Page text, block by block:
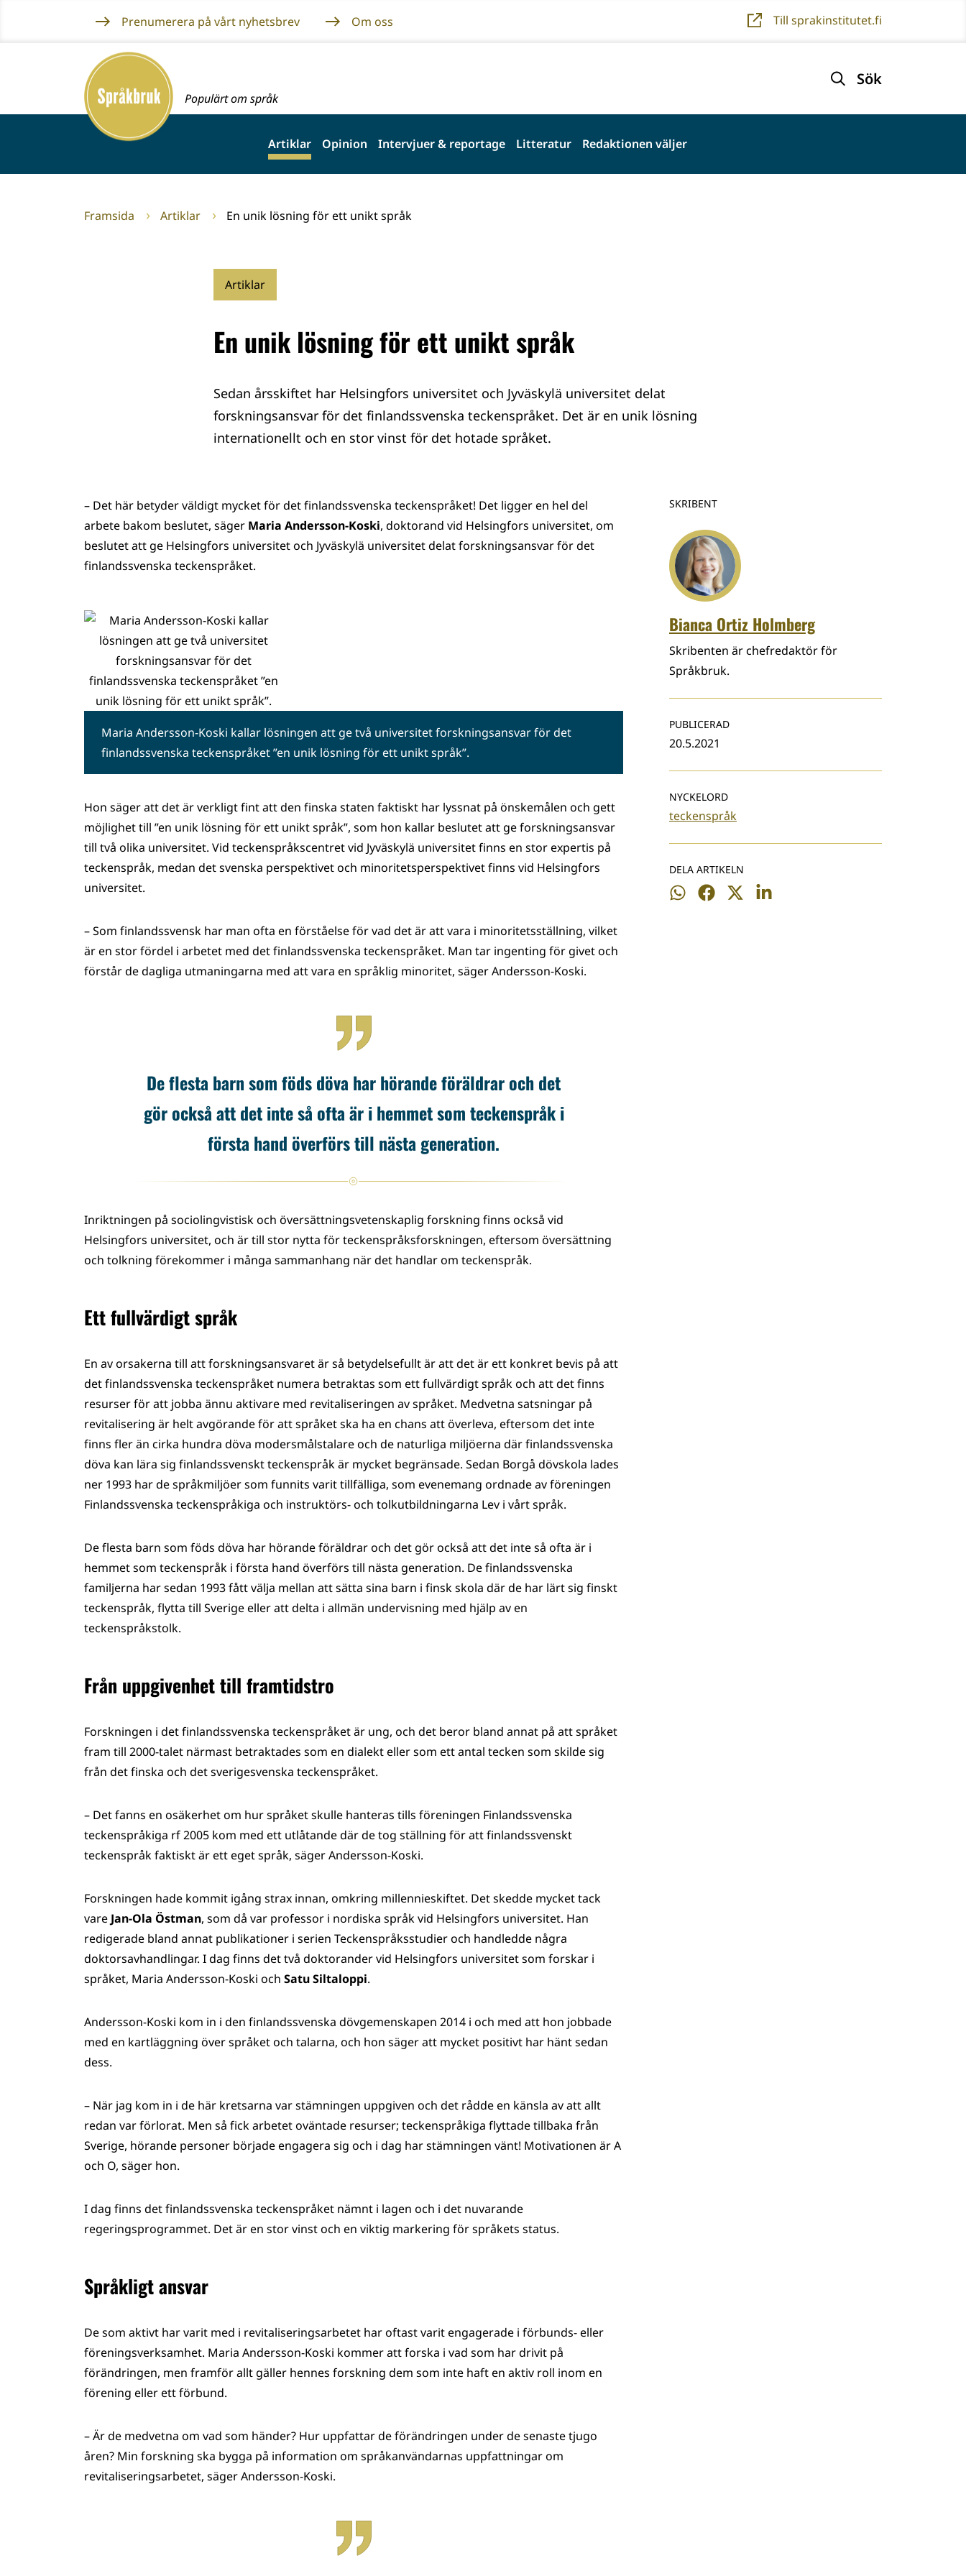
innehållet
Prenumerera på vårt nyhetsbrev Om oss Till sprakinstitutet.fi
Framsida
Populärt om språk
Sök
Artiklar Opinion Intervjuer & reportage Litteratur Redaktionen väljer
Framsida Artiklar En unik lösning för ett unikt språk
Artiklar
En unik lösning för ett unikt språk
Sedan årsskiftet har Helsingfors universitet och Jyväskylä universitet delat
forskningsansvar för det finlandssvenska teckenspråket. Det är en unik lösning
internationellt och en stor vinst för det hotade språket.
SKRIBENT
Bianca Ortiz Holmberg
Skribenten är chefredaktör för
Språkbruk.
PUBLICERAD
20.5.2021
NYCKELORD
teckenspråk
DELA ARTIKELN
Dela
Dela
Dela
Dela
– Det här betyder väldigt mycket för det finlandssvenska teckenspråket! Det ligger en hel del
arbete bakom beslutet, säger Maria Andersson-Koski, doktorand vid Helsingfors universitet, om
beslutet att ge Helsingfors universitet och Jyväskylä universitet delat forskningsansvar för det
finlandssvenska teckenspråket.
Maria Andersson-Koski kallar lösningen att ge två universitet forskningsansvar för det
finlandssvenska teckenspråket ”en unik lösning för ett unikt språk”.
Hon säger att det är verkligt fint att den finska staten faktiskt har lyssnat på önskemålen och gett
möjlighet till ”en unik lösning för ett unikt språk”, som hon kallar beslutet att ge forskningsansvar
till två olika universitet. Vid teckenspråkscentret vid Jyväskylä universitet finns en stor expertis på
teckenspråk, medan det svenska perspektivet och minoritetsperspektivet finns vid Helsingfors
universitet.
– Som finlandssvensk har man ofta en förståelse för vad det är att vara i minoritetsställning, vilket
är en stor fördel i arbetet med det finlandssvenska teckenspråket. Man tar ingenting för givet och
förstår de dagliga utmaningarna med att vara en språklig minoritet, säger Andersson-Koski.
De flesta barn som föds döva har hörande föräldrar och det
gör också att det inte så ofta är i hemmet som teckenspråk i
första hand överförs till nästa generation.
Inriktningen på sociolingvistisk och översättningsvetenskaplig forskning finns också vid
Helsingfors universitet, och är till stor nytta för teckenspråksforskningen, eftersom översättning
och tolkning förekommer i många sammanhang när det handlar om teckenspråk.
Ett fullvärdigt språk
En av orsakerna till att forskningsansvaret är så betydelsefullt är att det är ett konkret bevis på att
det finlandssvenska teckenspråket numera betraktas som ett fullvärdigt språk och att det finns
resurser för att jobba ännu aktivare med revitaliseringen av språket. Medvetna satsningar på
revitalisering är helt avgörande för att språket ska ha en chans att överleva, eftersom det inte
finns fler än cirka hundra döva modersmålstalare och de naturliga miljöerna där finlandssvenska
döva kan lära sig finlandssvenskt teckenspråk är mycket begränsade. Sedan Borgå dövskola lades
ner 1993 har de språkmiljöer som funnits varit tillfälliga, som evenemang ordnade av föreningen
Finlandssvenska teckenspråkiga och instruktörs- och tolkutbildningarna Lev i vårt språk.
De flesta barn som föds döva har hörande föräldrar och det gör också att det inte så ofta är i
hemmet som teckenspråk i första hand överförs till nästa generation. De finlandssvenska
familjerna har sedan 1993 fått välja mellan att sätta sina barn i finsk skola där de har lärt sig finskt
teckenspråk, flytta till Sverige eller att delta i allmän undervisning med hjälp av en
teckenspråkstolk.
Från uppgivenhet till framtidstro
Forskningen i det finlandssvenska teckenspråket är ung, och det beror bland annat på att språket
fram till 2000-talet närmast betraktades som en dialekt eller som ett antal tecken som skilde sig
från det finska och det sverigesvenska teckenspråket.
– Det fanns en osäkerhet om hur språket skulle hanteras tills föreningen Finlandssvenska
teckenspråkiga rf 2005 kom med ett utlåtande där de tog ställning för att finlandssvenskt
teckenspråk faktiskt är ett eget språk, säger Andersson-Koski.
Forskningen hade kommit igång strax innan, omkring millennieskiftet. Det skedde mycket tack
vare Jan-Ola Östman, som då var professor i nordiska språk vid Helsingfors universitet. Han
redigerade bland annat publikationer i serien Teckenspråksstudier och handledde några
doktorsavhandlingar. I dag finns det två doktorander vid Helsingfors universitet som forskar i
språket, Maria Andersson-Koski och Satu Siltaloppi.
Andersson-Koski kom in i den finlandssvenska dövgemenskapen 2014 i och med att hon jobbade
med en kartläggning över språket och talarna, och hon säger att mycket positivt har hänt sedan
dess.
– När jag kom in i de här kretsarna var stämningen uppgiven och det rådde en känsla av att allt
redan var förlorat. Men så fick arbetet oväntade resurser; teckenspråkiga flyttade tillbaka från
Sverige, hörande personer började engagera sig och i dag har stämningen vänt! Motivationen är A
och O, säger hon.
I dag finns det finlandssvenska teckenspråket nämnt i lagen och i det nuvarande
regeringsprogrammet. Det är en stor vinst och en viktig markering för språkets status.
Språkligt ansvar
De som aktivt har varit med i revitaliseringsarbetet har oftast varit engagerade i förbunds- eller
föreningsverksamhet. Maria Andersson-Koski kommer att forska i vad som har drivit på
förändringen, men framför allt gäller hennes forskning dem som inte haft en aktiv roll inom en
förening eller ett förbund.
– Är de medvetna om vad som händer? Hur uppfattar de förändringen under de senaste tjugo
åren? Min forskning ska bygga på information om språkanvändarnas uppfattningar om
revitaliseringsarbetet, säger Andersson-Koski.